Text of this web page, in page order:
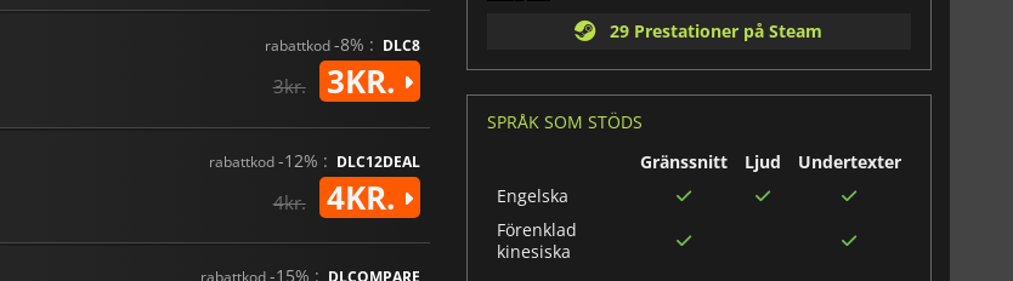
rabattkod-8% : DLC8
3kr. 3KR.
rabattkod-12% : DLC12DEAL
4kr. 4KR.
-15% :
29 Prestationer på Steam
SPRÅK SOM STÖDS
Gränssnitt
Ljud
Undertexter
Engelska
Förenklad
kinesiska